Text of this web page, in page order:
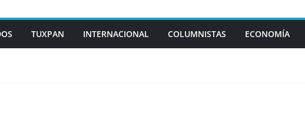
TUXPAN INTERNACIONAL COLUMNISTAS ECONOMÍA